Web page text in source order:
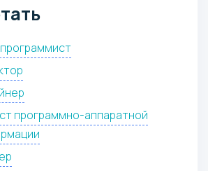
программно-аппаратной